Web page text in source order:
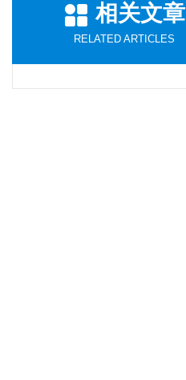
相关文章
RELATED ARTICLES